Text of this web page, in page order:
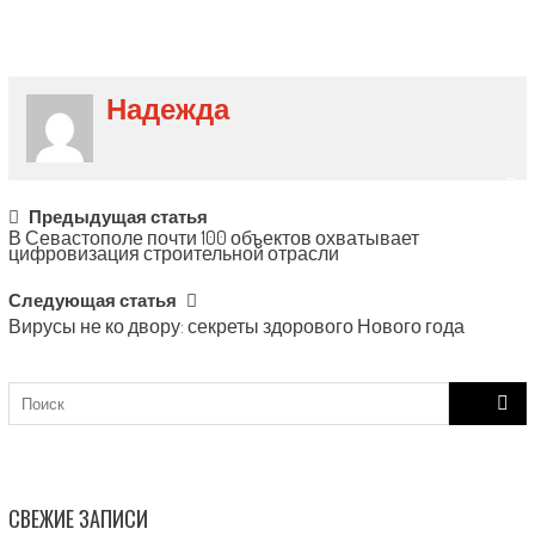
Надежда
Post
navigation
Предыдущая статья
В Севастополе почти 100 объектов охватывает
цифровизация строительной отрасли
Следующая статья
Вирусы не ко двору: секреты здорового Нового года
Search
СВЕЖИЕ ЗАПИСИ